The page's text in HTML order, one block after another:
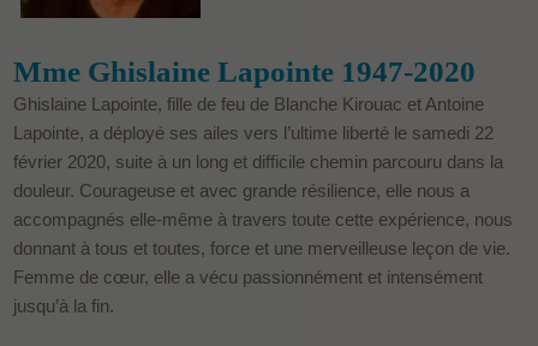
Mme Ghislaine Lapointe 1947-2020
Ghislaine Lapointe, fille de feu de Blanche Kirouac et Antoine
Lapointe, a déployé ses ailes vers l’ultime liberté le samedi 22
février 2020, suite à un long et difficile chemin parcouru dans la
douleur. Courageuse et avec grande résilience, elle nous a
accompagnés elle-même à travers toute cette expérience, nous
donnant à tous et toutes, force et une merveilleuse leçon de vie.
Femme de cœur, elle a vécu passionnément et intensément
jusqu’à la fin.